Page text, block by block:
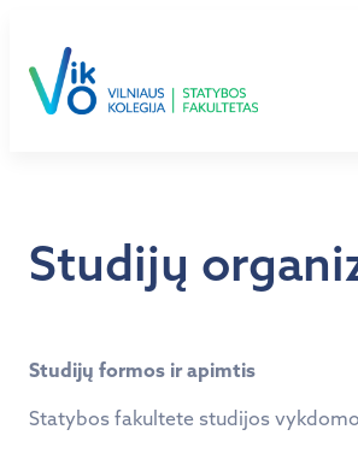
turinio
Studijų
Studijų formos ir apimtis
Statybos fakultete studijos